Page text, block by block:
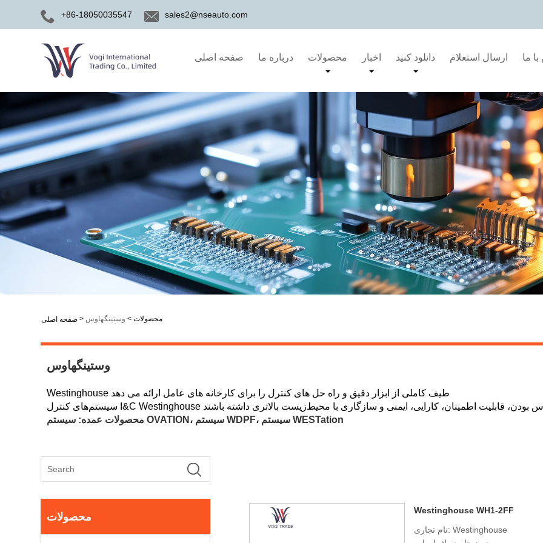
+86-18050035547 sales2@nseauto.com
صفحه اصلی درباره ما محصولات اخبار دانلود کنید ارسال استعلام ما
صفحه اصلی > محصولات> وستینگهاوس
وستینگهاوس
Westinghouse طیف کاملی از ابزار دقیق و راه حل های کنترل را برای کارخانه های عامل ارائه می دهد
محصولات عمده: سیستم OVATION، سیستم WDPF، سیستم WESTation
محصولات
Westinghouse WH1-2FF
نام تجاری: Westinghouse